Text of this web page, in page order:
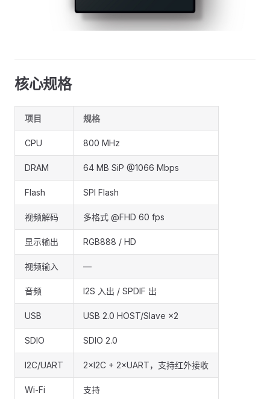
核心规格
项目 规格
CPU 800 MHz
DRAM 64 MB SiP @1066 Mbps
Flash SPI Flash
视频解码 多格式 @FHD 60 fps
显示输出 RGB888 / HD
视频输入 —
音频 I2S 入出 / SPDIF 出
USB USB 2.0 HOST/Slave ×2
SDIO SDIO 2.0
I2C/UART 2×I2C + 2×UART，支持红外接收
Wi-Fi 支持